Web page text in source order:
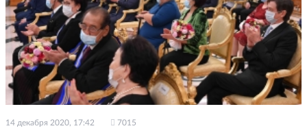
14 декабря 2020, 17:42 7015